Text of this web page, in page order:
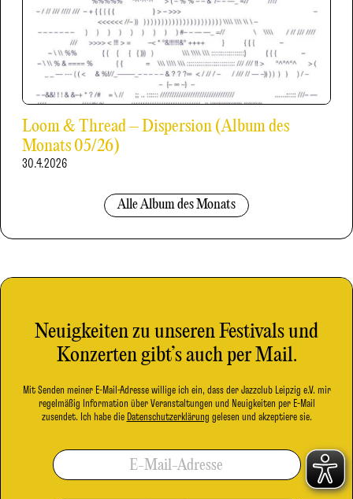
Loom & Thread – Dispersion (Album des
Monats 05/26)
30.4.2026
Alle Album des Monats
Neuigkeiten zu unseren Festivals und
Konzerten gibt’s auch per Mail.
Mit Senden meiner E-Mail-Adresse willige ich ein, dass der Jazzclub Leipzig e.V. mir
regelmäßig Information über Veranstaltungen und Neuigkeiten per E-Mail
zusendet. Ich habe die Datenschutzerklärung gelesen und akzeptiere sie.
E-Mail-Adresse